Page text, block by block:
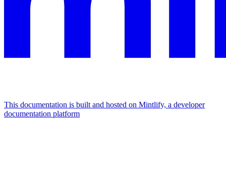
This documentation is built and hosted on Mintlify, a developer
documentation platform